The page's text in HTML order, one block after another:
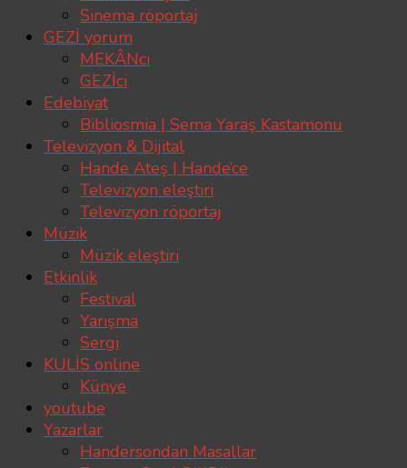
Sinema röportaj
GEZİ yorum
MEKÂNcı
GEZİci
Edebiyat
Bibliosmia | Sema Yaraş Kastamonu
Televizyon & Dijital
Hande Ateş | Hande’ce
Televizyon eleştiri
Televizyon röportaj
Müzik
Müzik eleştiri
Etkinlik
Festival
Yarışma
Sergi
KULİS online
Künye
youtube
Yazarlar
Handersondan Masallar